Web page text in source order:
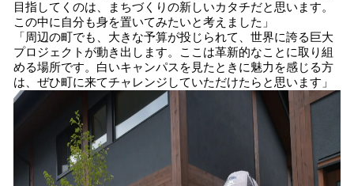
目指してくのは、まちづくりの新しいカタチだと思います。
この中に自分も身を置いてみたいと考えました」
「周辺の町でも、大きな予算が投じられて、世界に誇る巨大
プロジェクトが動き出します。ここは革新的なことに取り組
める場所です。白いキャンパスを見たときに魅力を感じる方
は、ぜひ町に来てチャレンジしていただけたらと思います」